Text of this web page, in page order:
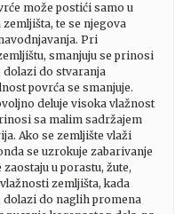
može postići samo u
te se njegova
Pri
smanjuju se prinosi
dolazi do stvaranja
povrća se smanjuje.
deluje visoka vlažnost
sa malim sadržajem
Ako se zemljište vlaži
se uzrokuje zabarivanje
u porastu, žute,
zemljišta, kada
dolazi do naglih promena